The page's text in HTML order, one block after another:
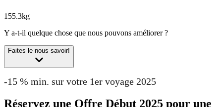
155.3kg
Y a-t-il quelque chose que nous pouvons améliorer ?
Faites le nous savoir!
-15 % min. sur votre 1er voyage 2025
Réservez une Offre Début 2025 pour une